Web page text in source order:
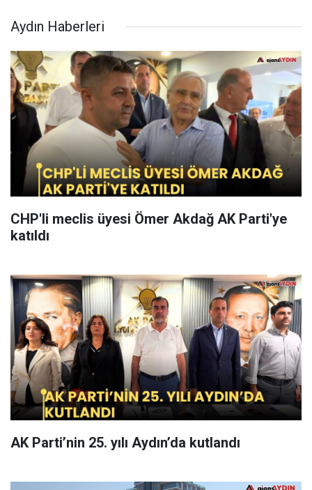
Aydın Haberleri
CHP'li meclis üyesi Ömer Akdağ AK Parti'ye
katıldı
AK Parti’nin 25. yılı Aydın’da kutlandı